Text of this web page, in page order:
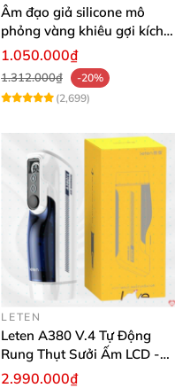
Âm đạo giả silicone mô
phỏng vàng khiêu gợi kích
thích mua
1.050.000₫
1.312.000₫
-20%
(2,699)
LETEN
Leten A380 V.4 Tự Động
Rung Thụt Sưởi Ấm LCD -
Mua Ngay
2.990.000₫